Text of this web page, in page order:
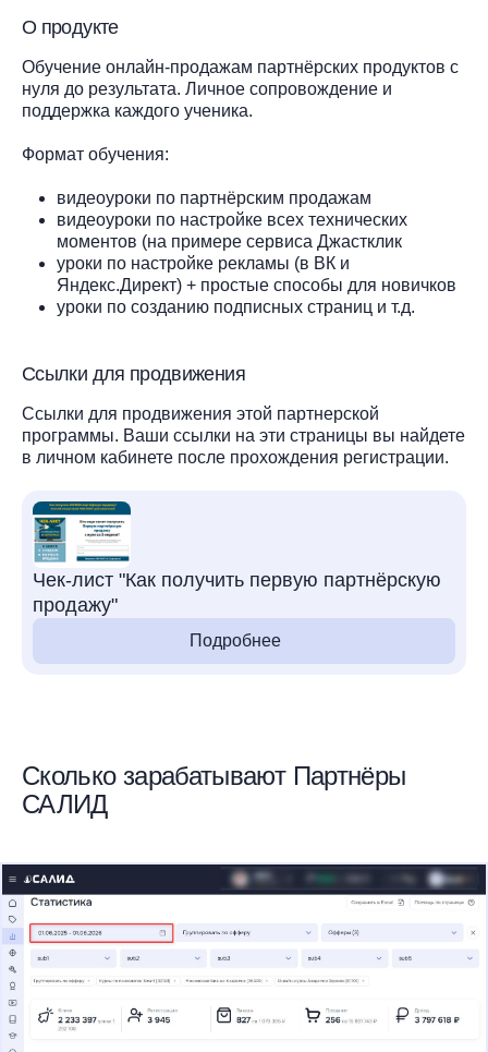
О продукте
Обучение онлайн-продажам партнёрских продуктов с
нуля до результата. Личное сопровождение и
поддержка каждого ученика.
Формат обучения:
видеоуроки по партнёрским продажам
видеоуроки по настройке всех технических
моментов (на примере сервиса Джастклик
уроки по настройке рекламы (в ВК и
Яндекс.Директ) + простые способы для новичков
уроки по созданию подписных страниц и т.д.
Ссылки для продвижения
Ссылки для продвижения этой партнерской
программы. Ваши ссылки на эти страницы вы найдете
в личном кабинете после прохождения регистрации.
Чек-лист "Как получить первую партнёрскую
продажу"
Подробнее
Сколько зарабатывают Партнёры
САЛИД